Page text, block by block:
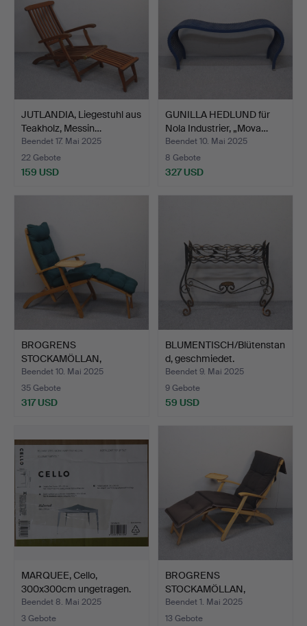
JUTLANDIA, Liegestuhl aus
Teakholz, Messin…
Beendet 17. Mai 2025
22 Gebote
159 USD
GUNILLA HEDLUND für
Nola Industrier, „Mova…
Beendet 10. Mai 2025
8 Gebote
327 USD
BROGRENS
STOCKAMÖLLAN,
Liegestuhl.
Beendet 10. Mai 2025
35 Gebote
317 USD
BLUMENTISCH/Blütenstan
d, geschmiedet.
Beendet 9. Mai 2025
9 Gebote
59 USD
MARQUEE, Cello,
300x300cm ungetragen.
Beendet 8. Mai 2025
3 Gebote
BROGRENS
STOCKAMÖLLAN,
Liegestuhl.
Beendet 1. Mai 2025
13 Gebote